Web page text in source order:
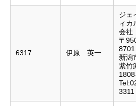
6317 伊原 英一
ジェ
ィカ
会社
〒
新潟
紫竹
3311